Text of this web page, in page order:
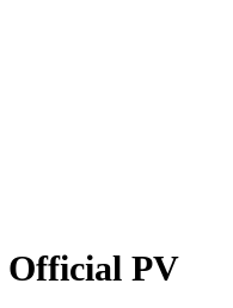
Official PV